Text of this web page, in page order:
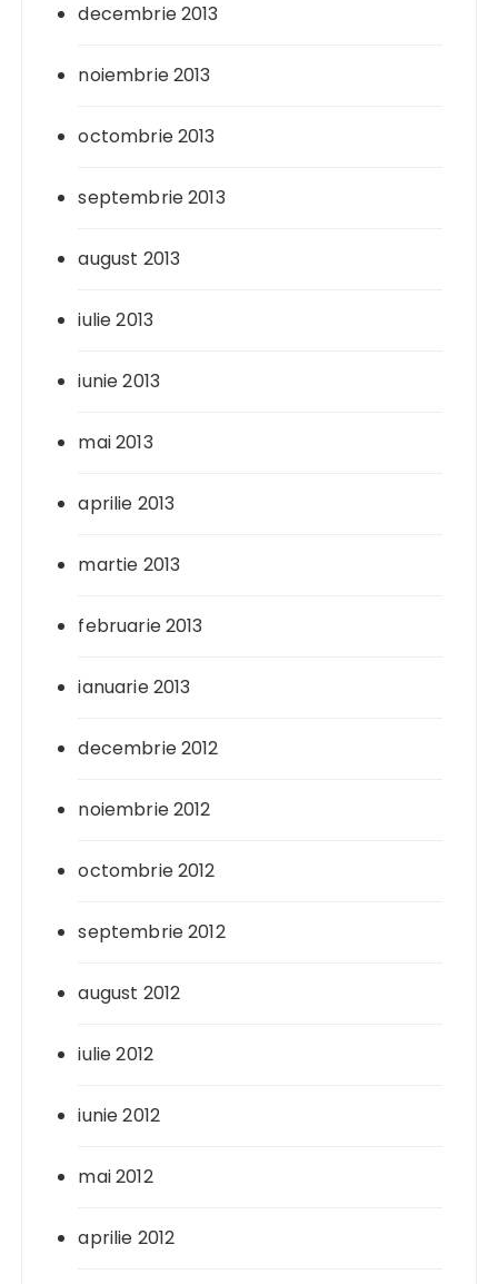
decembrie 2013
noiembrie 2013
octombrie 2013
septembrie 2013
august 2013
iulie 2013
iunie 2013
mai 2013
aprilie 2013
martie 2013
februarie 2013
ianuarie 2013
decembrie 2012
noiembrie 2012
octombrie 2012
septembrie 2012
august 2012
iulie 2012
iunie 2012
mai 2012
aprilie 2012